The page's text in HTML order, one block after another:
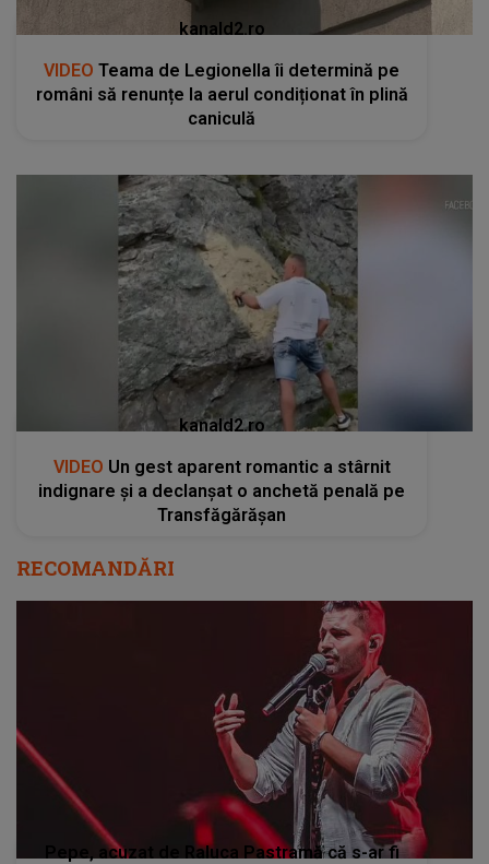
kanald2.ro
VIDEO Teama de Legionella îi determină pe
români să renunțe la aerul condiționat în plină
caniculă
kanald2.ro
VIDEO Un gest aparent romantic a stârnit
indignare și a declanșat o anchetă penală pe
Transfăgărășan
RECOMANDĂRI
Pepe, acuzat de Raluca Pastramă că s-ar fi